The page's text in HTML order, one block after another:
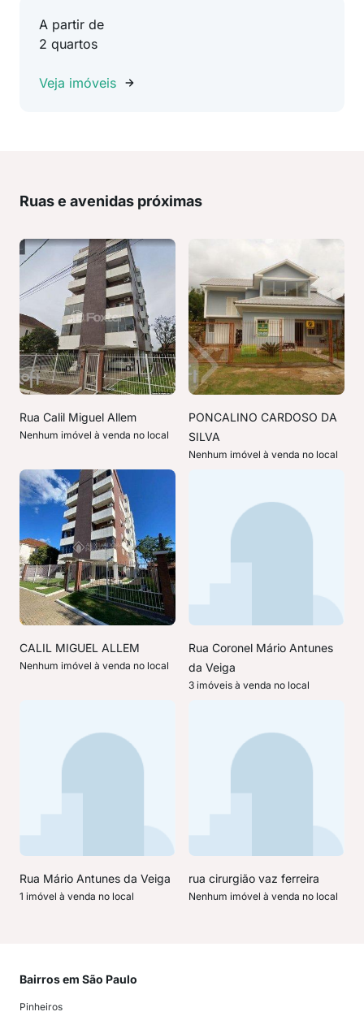
A partir de
2 quartos
Veja imóveis
Ruas e avenidas próximas
Rua Calil Miguel Allem
Nenhum imóvel à venda no local
PONCALINO CARDOSO DA
SILVA
Nenhum imóvel à venda no local
CALIL MIGUEL ALLEM
Nenhum imóvel à venda no local
Rua Coronel Mário Antunes
da Veiga
3 imóveis à venda no local
Rua Mário Antunes da Veiga
1 imóvel à venda no local
rua cirurgião vaz ferreira
Nenhum imóvel à venda no local
Bairros em São Paulo
Pinheiros